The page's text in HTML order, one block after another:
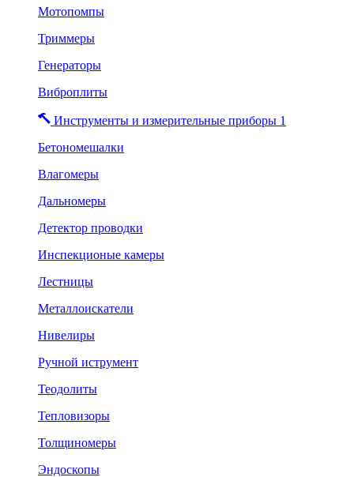
Мотопомпы
Триммеры
Генераторы
Виброплиты
Инструменты и измерительные приборы 1
Бетономешалки
Влагомеры
Дальномеры
Детектор проводки
Инспекционые камеры
Лестницы
Металлоискатели
Нивелиры
Ручной иструмент
Теодолиты
Тепловизоры
Толщиномеры
Эндоскопы